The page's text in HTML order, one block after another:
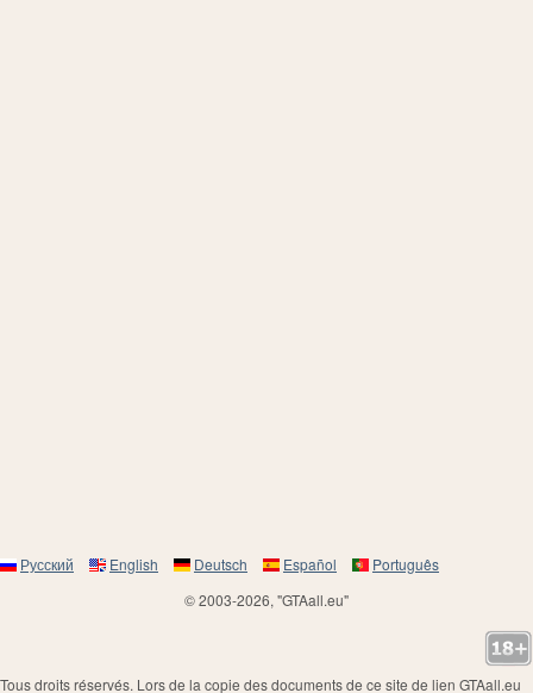
Русский English Deutsch Español
Português
© 2003-2026, "GTAall.eu"
Tous droits réservés. Lors de la copie des documents de ce site de lien GTAall.eu